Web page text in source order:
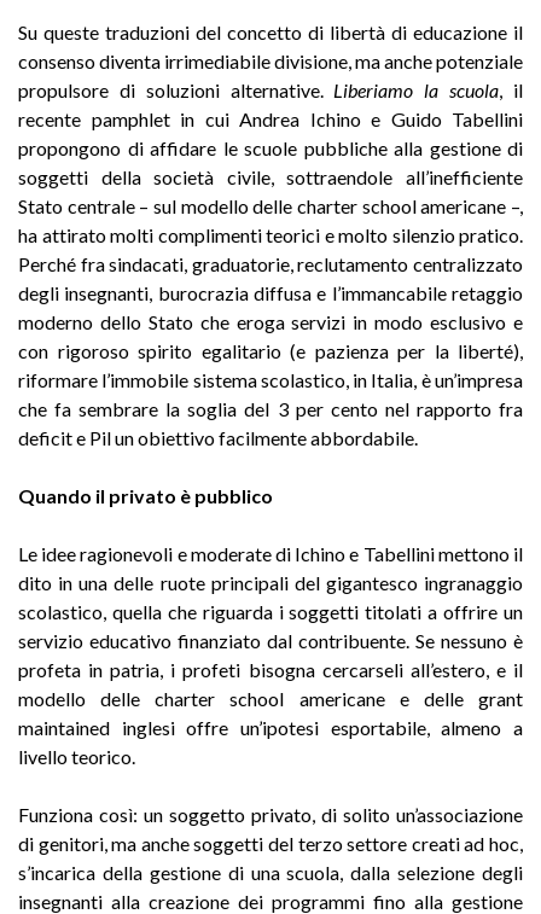
Su queste traduzioni del concetto di libertà di educazione il
consenso diventa irrimediabile divisione, ma anche potenziale
propulsore di soluzioni alternative. Liberiamo la scuola , il
recente pamphlet in cui Andrea Ichino e Guido Tabellini
propongono di affidare le scuole pubbliche alla gestione di
soggetti della società civile, sottraendole all’inefficiente
Stato centrale – sul modello delle charter school americane –,
ha attirato molti complimenti teorici e molto silenzio pratico.
Perché fra sindacati, graduatorie, reclutamento centralizzato
degli insegnanti, burocrazia diffusa e l’immancabile retaggio
moderno dello Stato che eroga servizi in modo esclusivo e
con rigoroso spirito egalitario (e pazienza per la liberté),
riformare l’immobile sistema scolastico, in Italia, è un’impresa
che fa sembrare la soglia del 3 per cento nel rapporto fra
deficit e Pil un obiettivo facilmente abbordabile.
Quando il privato è pubblico
Le idee ragionevoli e moderate di Ichino e Tabellini mettono il
dito in una delle ruote principali del gigantesco ingranaggio
scolastico, quella che riguarda i soggetti titolati a offrire un
servizio educativo finanziato dal contribuente. Se nessuno è
profeta in patria, i profeti bisogna cercarseli all’estero, e il
modello delle charter school americane e delle grant
maintained inglesi offre un’ipotesi esportabile, almeno a
livello teorico.
Funziona così: un soggetto privato, di solito un’associazione
di genitori, ma anche soggetti del terzo settore creati ad hoc,
s’incarica della gestione di una scuola, dalla selezione degli
insegnanti alla creazione dei programmi fino alla gestione